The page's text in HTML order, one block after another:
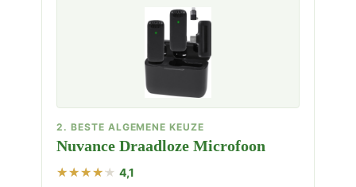
2. BESTE ALGEMENE KEUZE
Nuvance Draadloze Microfoon
4,1